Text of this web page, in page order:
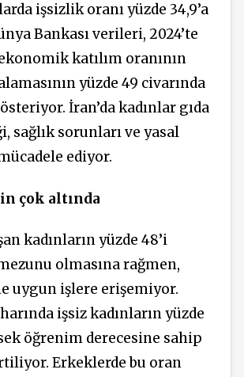
işsizlik oranı yüzde 34,9’a
Bankası verileri, 2024’te
katılım oranının
yüzde 49 civarında
İran’da kadınlar gıda
sağlık sorunları ve yasal
ediyor.
çok altında
kadınların yüzde 48’i
olmasına rağmen,
uygun işlere erişemiyor.
işsiz kadınların yüzde
öğrenim derecesine sahip
Erkeklerde bu oran